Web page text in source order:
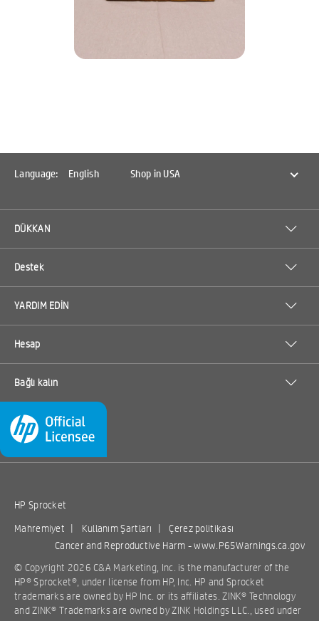
Language: English Shop in USA
DÜKKAN
Destek
YARDIM EDİN
Hesap
Bağlı kalın
HP Sprocket
Mahremiyet | Kullanım Şartları |
Çerez politikası
Cancer and Reproductive Harm -www.P65Warnings.ca.gov
© Copyright 2026 C&A Marketing, Inc. is the manufacturer of the
HP® Sprocket®, under license from HP, Inc. HP and Sprocket
trademarks are owned by HP Inc. or its affiliates. ZINK® Technology
and ZINK® Trademarks are owned by ZINK Holdings LLC., used under